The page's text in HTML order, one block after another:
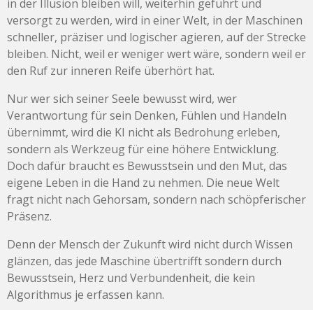
in der Illusion bleiben will, weiterhin geführt und
versorgt zu werden, wird in einer Welt, in der Maschinen
schneller, präziser und logischer agieren, auf der Strecke
bleiben. Nicht, weil er weniger wert wäre, sondern weil er
den Ruf zur inneren Reife überhört hat.
Nur wer sich seiner Seele bewusst wird, wer
Verantwortung für sein Denken, Fühlen und Handeln
übernimmt, wird die KI nicht als Bedrohung erleben,
sondern als Werkzeug für eine höhere Entwicklung.
Doch dafür braucht es Bewusstsein und den Mut, das
eigene Leben in die Hand zu nehmen. Die neue Welt
fragt nicht nach Gehorsam, sondern nach schöpferischer
Präsenz.
Denn der Mensch der Zukunft wird nicht durch Wissen
glänzen, das jede Maschine übertrifft sondern durch
Bewusstsein, Herz und Verbundenheit, die kein
Algorithmus je erfassen kann.